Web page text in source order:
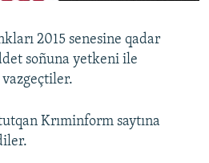
2015 senesine qadar
soñuna yetkeni ile
Krıminform saytına